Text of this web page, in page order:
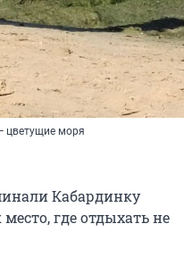
цветущие моря
Кабардинку
где отдыхать не